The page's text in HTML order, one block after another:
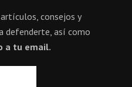
consejos y
defenderte, así como
a tu email.